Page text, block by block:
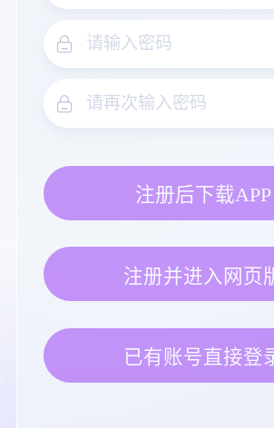
注册后下载APP
注册并进入网页
已有账号直接登